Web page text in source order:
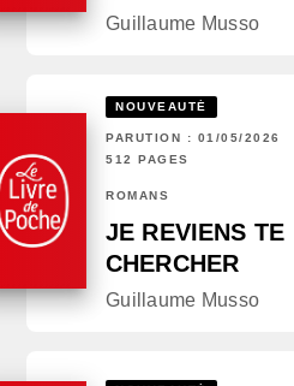
Guillaume Musso
NOUVEAUTÉ
PARUTION : 01/05/2026
512 PAGES
ROMANS
JE REVIENS TE
CHERCHER
Guillaume Musso